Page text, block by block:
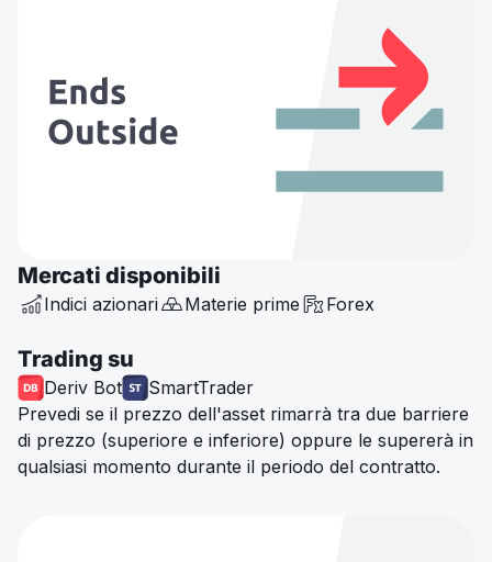
Mercati disponibili
Indici azionari Materie prime Forex
Trading su
Deriv Bot
SmartTrader
Prevedi se il prezzo dell'asset rimarrà tra due barriere
di prezzo (superiore e inferiore) oppure le supererà in
qualsiasi momento durante il periodo del contratto.